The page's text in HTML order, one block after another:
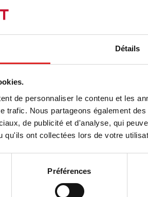
Détails
de personnaliser le contenu et les
trafic. Nous partageons également
de publicité et d'analyse, qui
qu'ils ont collectées lors de votre
Préférences